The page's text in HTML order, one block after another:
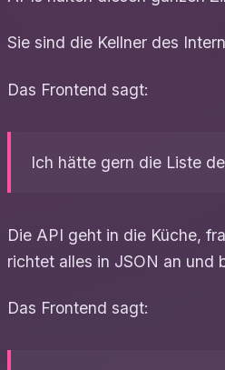
Sie sind die Kellner des
Das Frontend sagt:
Ich hätte gern die Liste
Die API geht in die Küche,
richtet alles in JSON an und
Das Frontend sagt: